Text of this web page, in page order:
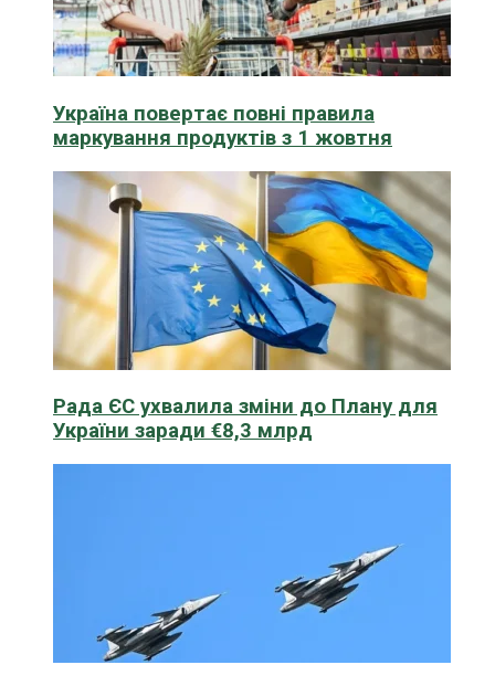
Україна повертає повні правила
маркування продуктів з 1 жовтня
Рада ЄС ухвалила зміни до Плану для
України заради €8,3 млрд